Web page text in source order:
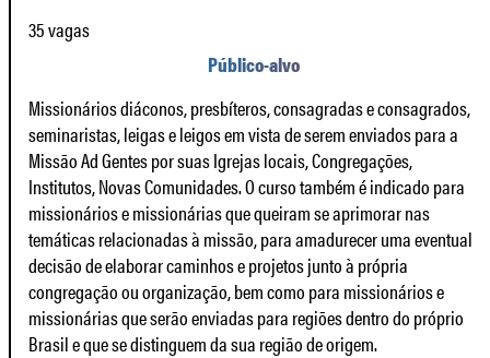
35 vagas
Público-alvo
Missionários diáconos, presbíteros, consagradas e consagrados,
seminaristas, leigas e leigos em vista de serem enviados para a
Missão Ad Gentes por suas Igrejas locais, Congregações,
Institutos, Novas Comunidades. O curso também é indicado para
missionários e missionárias que queiram se aprimorar nas
temáticas relacionadas à missão, para amadurecer uma eventual
decisão de elaborar caminhos e projetos junto à própria
congregação ou organização, bem como para missionários e
missionárias que serão enviadas para regiões dentro do próprio
Brasil e que se distinguem da sua região de origem.